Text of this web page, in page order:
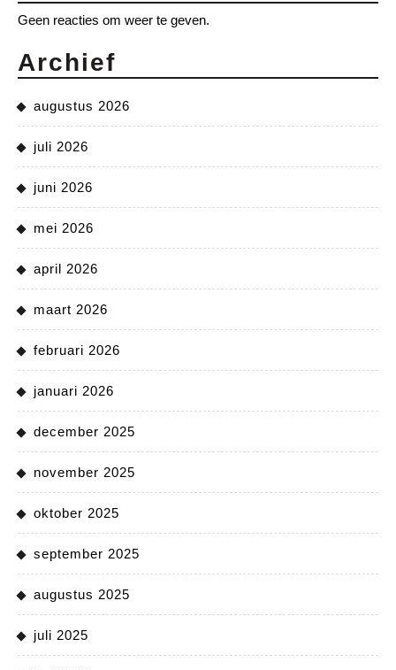
Geen reacties om weer te geven.
Archief
augustus 2026
juli 2026
juni 2026
mei 2026
april 2026
maart 2026
februari 2026
januari 2026
december 2025
november 2025
oktober 2025
september 2025
augustus 2025
juli 2025